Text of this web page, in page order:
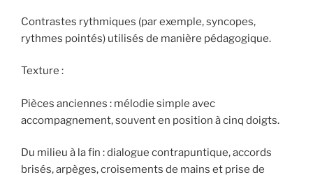
Contrastes rythmiques (par exemple, syncopes,
rythmes pointés) utilisés de manière pédagogique.
Texture :
Pièces anciennes : mélodie simple avec
accompagnement, souvent en position à cinq doigts.
Du milieu à la fin : dialogue contrapuntique, accords
brisés, arpèges, croisements de mains et prise de